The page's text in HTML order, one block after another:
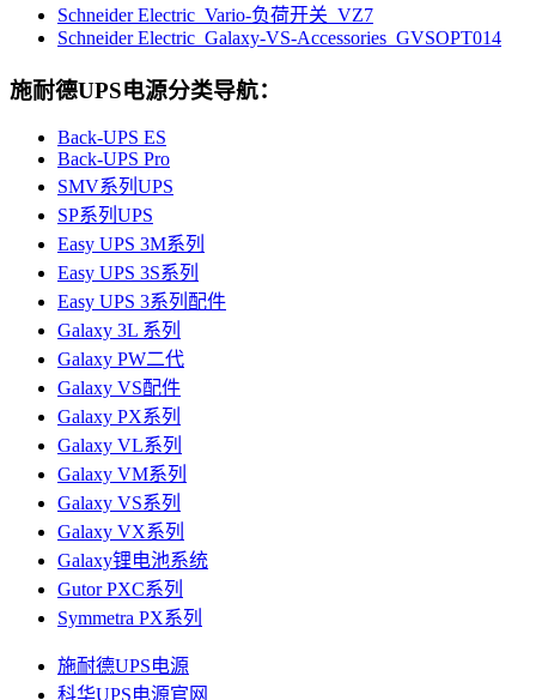
Schneider Electric_Vario-负荷开关_VZ7
Schneider Electric_Galaxy-VS-Accessories_GVSOPT014
施耐德UPS电源分类导航：
Back-UPS ES
Back-UPS Pro
SMV系列UPS
SP系列UPS
Easy UPS 3M系列
Easy UPS 3S系列
Easy UPS 3系列配件
Galaxy 3L 系列
Galaxy PW二代
Galaxy VS配件
Galaxy PX系列
Galaxy VL系列
Galaxy VM系列
Galaxy VS系列
Galaxy VX系列
Galaxy锂电池系统
Gutor PXC系列
Symmetra PX系列
施耐德UPS电源
科华UPS电源官网